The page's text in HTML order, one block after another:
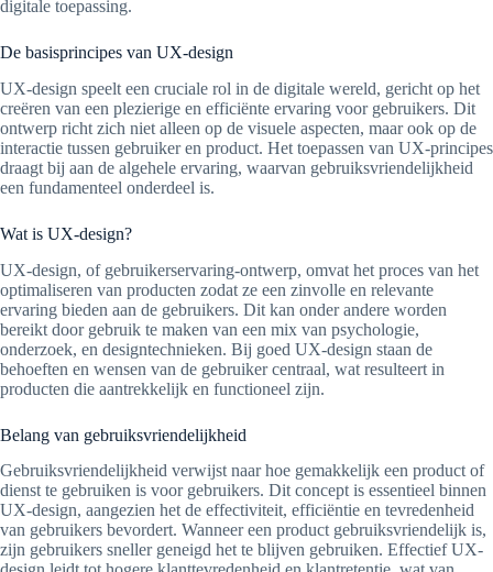
digitale toepassing.
De basisprincipes van UX-design
UX-design speelt een cruciale rol in de digitale wereld, gericht op het
creëren van een plezierige en efficiënte ervaring voor gebruikers. Dit
ontwerp richt zich niet alleen op de visuele aspecten, maar ook op de
interactie tussen gebruiker en product. Het toepassen van UX-principes
draagt bij aan de algehele ervaring, waarvan gebruiksvriendelijkheid
een fundamenteel onderdeel is.
Wat is UX-design?
UX-design, of gebruikerservaring-ontwerp, omvat het proces van het
optimaliseren van producten zodat ze een zinvolle en relevante
ervaring bieden aan de gebruikers. Dit kan onder andere worden
bereikt door gebruik te maken van een mix van psychologie,
onderzoek, en designtechnieken. Bij goed UX-design staan de
behoeften en wensen van de gebruiker centraal, wat resulteert in
producten die aantrekkelijk en functioneel zijn.
Belang van gebruiksvriendelijkheid
Gebruiksvriendelijkheid verwijst naar hoe gemakkelijk een product of
dienst te gebruiken is voor gebruikers. Dit concept is essentieel binnen
UX-design, aangezien het de effectiviteit, efficiëntie en tevredenheid
van gebruikers bevordert. Wanneer een product gebruiksvriendelijk is,
zijn gebruikers sneller geneigd het te blijven gebruiken. Effectief UX-